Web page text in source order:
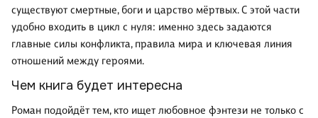
существуют смертные, боги и царство мёртвых. С этой части
удобно входить в цикл с нуля: именно здесь задаются
главные силы конфликта, правила мира и ключевая линия
отношений между героями.
Чем книга будет интересна
Роман подойдёт тем, кто ищет любовное фэнтези не только с